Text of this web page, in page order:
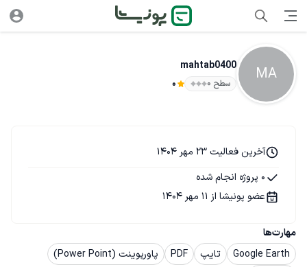
MA
mahtab0400
سطح ۰ 0
مهارت‌ها
Google Earth
تایپ PDF
پاورپوینت (Power Point)
آخرین فعالیت 23 مهر 1404
0 پروژه انجام شده
عضو پونیشا از 11 مهر 1404